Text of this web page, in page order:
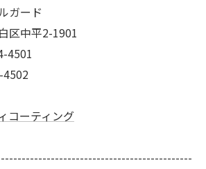
ガード
区中平2-1901
4501
4502
コーティング